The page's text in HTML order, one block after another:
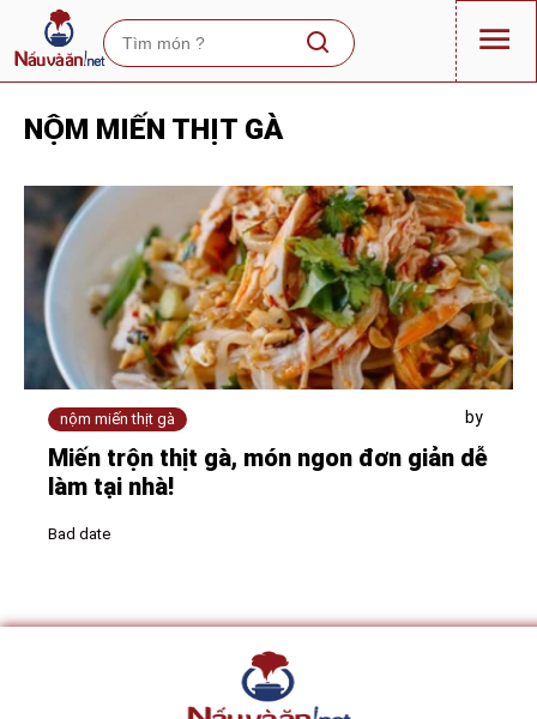
NỘM MIẾN THỊT GÀ
nộm miến thịt gà by
Miến trộn thịt gà, món ngon đơn giản dễ
làm tại nhà!
Bad date